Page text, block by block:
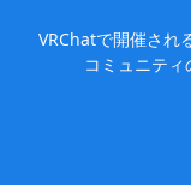
VRChatで開催され
コミュニテ